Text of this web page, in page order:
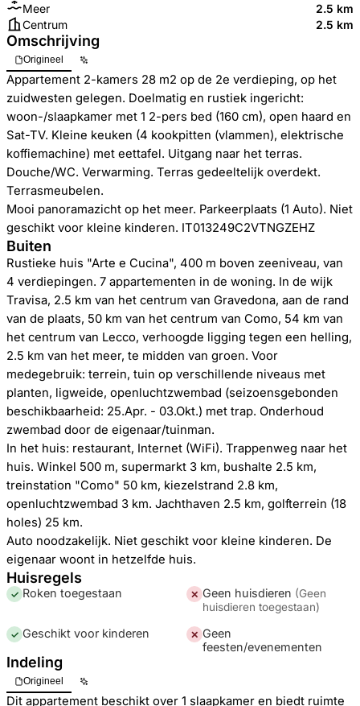
Meer
2.5 km
Centrum
2.5 km
Omschrijving
Origineel
Appartement 2-kamers 28 m2 op de 2e verdieping, op het
zuidwesten gelegen. Doelmatig en rustiek ingericht:
woon-/slaapkamer met 1 2-pers bed (160 cm), open haard en
Sat-TV. Kleine keuken (4 kookpitten (vlammen), elektrische
koffiemachine) met eettafel. Uitgang naar het terras.
Douche/WC. Verwarming. Terras gedeeltelijk overdekt.
Terrasmeubelen.
Mooi panoramazicht op het meer. Parkeerplaats (1 Auto). Niet
geschikt voor kleine kinderen. IT013249C2VTNGZEHZ
Buiten
Rustieke huis "Arte e Cucina", 400 m boven zeeniveau, van
4 verdiepingen. 7 appartementen in de woning. In de wijk
Travisa, 2.5 km van het centrum van Gravedona, aan de rand
van de plaats, 50 km van het centrum van Como, 54 km van
het centrum van Lecco, verhoogde ligging tegen een helling,
2.5 km van het meer, te midden van groen. Voor
medegebruik: terrein, tuin op verschillende niveaus met
planten, ligweide, openluchtzwembad (seizoensgebonden
beschikbaarheid: 25.Apr. - 03.Okt.) met trap. Onderhoud
zwembad door de eigenaar/tuinman.
In het huis: restaurant, Internet (WiFi). Trappenweg naar het
huis. Winkel 500 m, supermarkt 3 km, bushalte 2.5 km,
treinstation "Como" 50 km, kiezelstrand 2.8 km,
openluchtzwembad 3 km. Jachthaven 2.5 km, golfterrein (18
holes) 25 km.
Auto noodzakelijk. Niet geschikt voor kleine kinderen. De
eigenaar woont in hetzelfde huis.
Huisregels
✓ Roken toegestaan ✕ Geen huisdieren (Geen
huisdieren toegestaan)
✓ Geschikt voor kinderen ✕ Geen
feesten/evenementen
Indeling
Origineel
Dit appartement beschikt over 1 slaapkamer en biedt ruimte